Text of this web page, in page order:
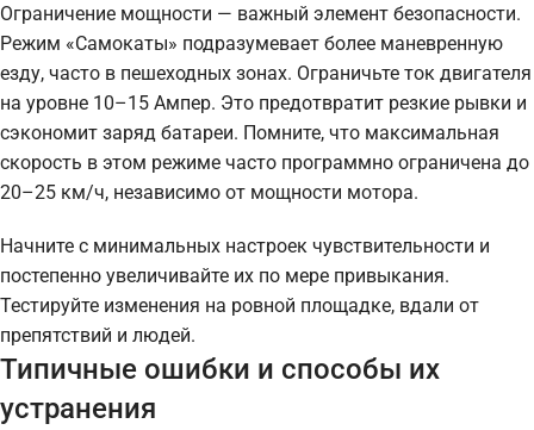
Ограничение мощности — важный элемент безопасности.
Режим «Самокаты» подразумевает более маневренную
езду, часто в пешеходных зонах. Ограничьте ток двигателя
на уровне 10–15 Ампер. Это предотвратит резкие рывки и
сэкономит заряд батареи. Помните, что максимальная
скорость в этом режиме часто программно ограничена до
20–25 км/ч, независимо от мощности мотора.
Начните с минимальных настроек чувствительности и
постепенно увеличивайте их по мере привыкания.
Тестируйте изменения на ровной площадке, вдали от
препятствий и людей.
Типичные ошибки и способы их
устранения